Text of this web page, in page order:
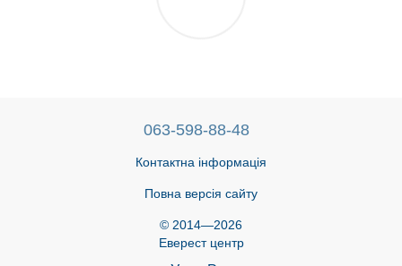
063-598-88-48
Контактна інформація
Повна версія сайту
© 2014—2026
Еверест центр